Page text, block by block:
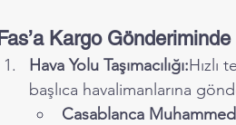
Fas’a Kargo
Hava Yolu Taşımacılığı:Hızlı
başlıca havalimanlarına
Casablanca